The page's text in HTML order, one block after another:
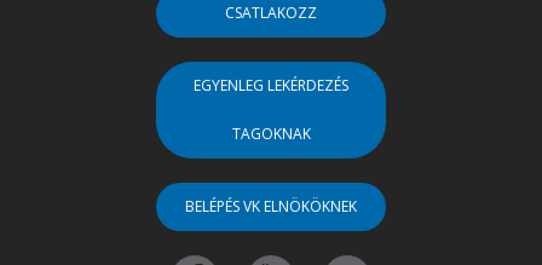
CSATLAKOZZ
EGYENLEG LEKÉRDEZÉS
TAGOKNAK
BELÉPÉS VK ELNÖKÖKNEK